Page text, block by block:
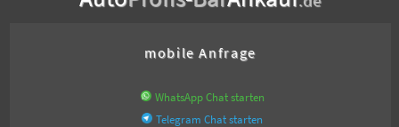
mobile Anfrage
WhatsApp Chat starten
Telegram Chat starten